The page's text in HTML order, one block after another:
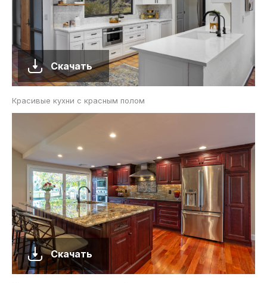
Скачать
Красивые кухни с красным полом
Скачать